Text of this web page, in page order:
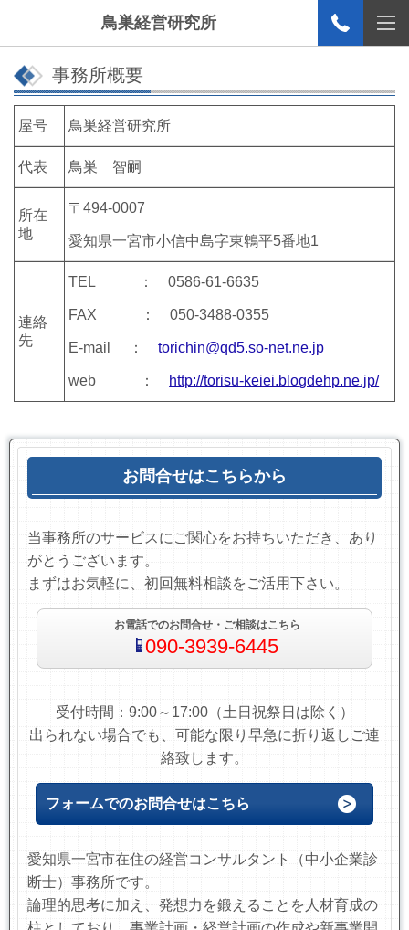
鳥巣経営研究所
事務所概要
屋号 鳥巣経営研究所
代表 鳥巣 智嗣
所在
地
〒494-0007
愛知県一宮市小信中島字東鵯平5番地1
連絡
先
TEL ： 0586-61-6635
FAX ： 050-3488-0355
E-mail ：torichin@qd5.so-net.ne.jp
web ： http://torisu-keiei.blogdehp.ne.jp/
お問合せはこちらから
当事務所のサービスにご関心をお持ちいただき、あり
がとうございます。
まずはお気軽に、初回無料相談をご活用下さい。
お電話でのお問合せ・ご相談はこちら
090-3939-6445
受付時間：9:00～17:00（土日祝祭日は除く）
出られない場合でも、可能な限り早急に折り返しご連
絡致します。
フォームでのお問合せはこちら
愛知県一宮市在住の経営コンサルタント（中小企業診
断士）事務所です。
論理的思考に加え、発想力を鍛えることを人材育成の